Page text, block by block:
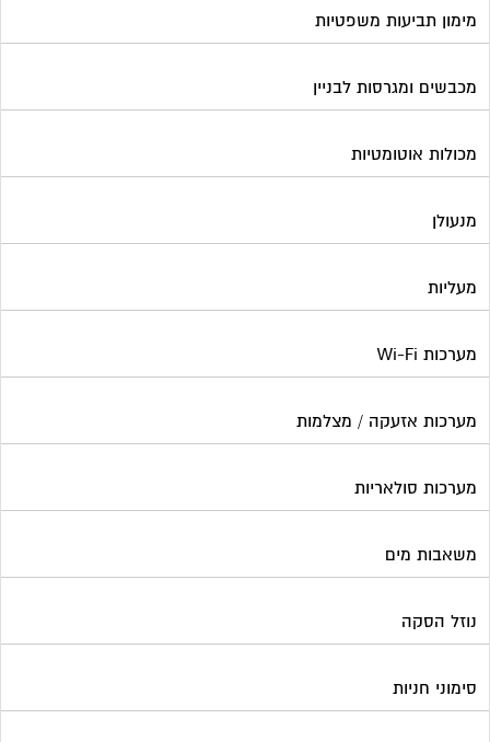
מימון תביעות משפטיות
מכבשים ומגרסות לבניין
מכולות אוטומטיות
מנעולן
מעליות
מערכות Wi-Fi
מערכות אזעקה / מצלמות
מערכות סולאריות
משאבות מים
נוזל הסקה
סימוני חניות